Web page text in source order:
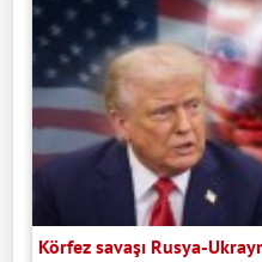
Körfez savaşı Rusya-